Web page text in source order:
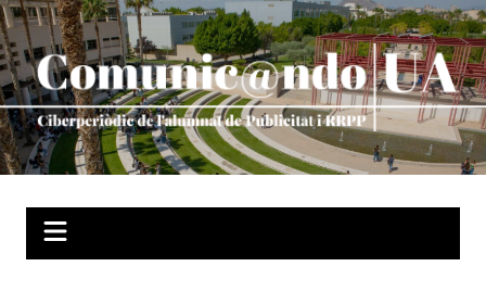
Saltar
al
contenido